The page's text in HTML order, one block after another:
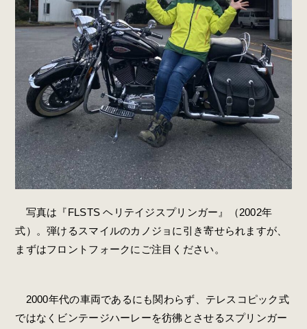
写真は『FLSTS ヘリテイジスプリンガー』（2002年
式）。弾けるスマイルのカノジョに引き寄せられますが、
まずはフロントフォークにご注目ください。
2000年代の車両であるにも関わらず、テレスコピック式
ではなくビンテージハーレーを彷彿とさせるスプリンガー